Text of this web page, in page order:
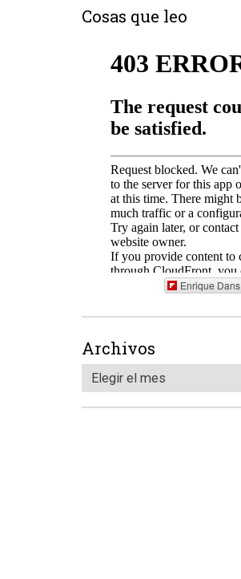
Cosas que leo
Enrique Dans
Archivos
Elegir el mes